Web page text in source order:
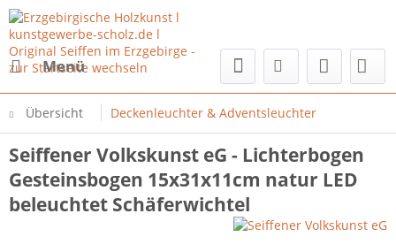
Menü
Übersicht Deckenleuchter & Adventsleuchter
Seiffener Volkskunst eG - Lichterbogen
Gesteinsbogen 15x31x11cm natur LED
beleuchtet Schäferwichtel